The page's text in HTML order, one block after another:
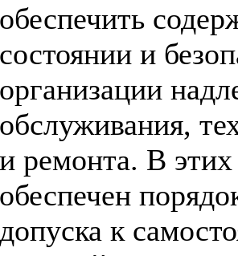
обеспечить
состоянии и
организации
обслуживания,
и ремонта. В
обеспечен
допуска к